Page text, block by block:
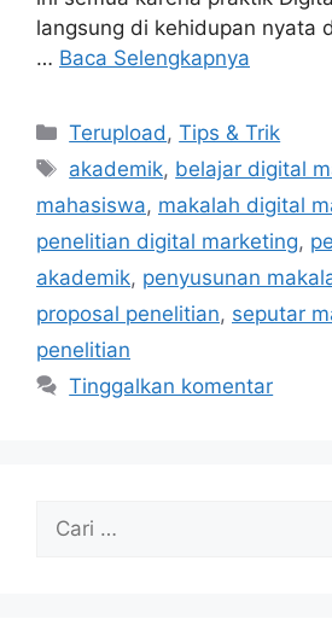
langsung di kehidupan nyata
… Baca Selengkapnya
Kategori
Terupload ,Tips & Trik
Tag
akademik, belajar digital
mahasiswa, makalah digital
penelitian digital marketing,
akademik, penyusunan
proposal penelitian, seputar
penelitian
Tinggalkan komentar
untuk: